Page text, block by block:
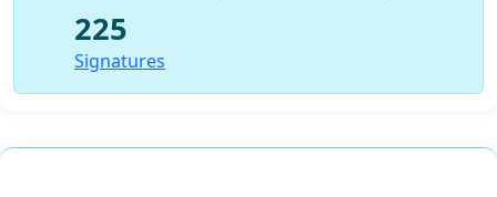
Le déménagement affectera donc la coordination, la
rapidité d’intervention et la qualité globale des services
offerts à la population des Pays-d’en-Haut.
225
Signatures